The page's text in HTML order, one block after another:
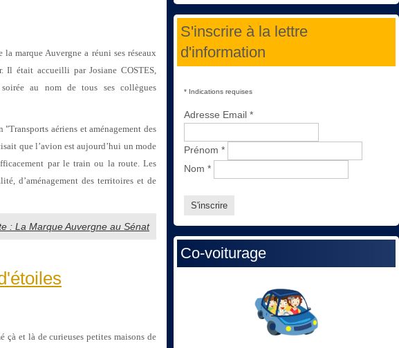
marque Auvergne a réuni ses réseaux
Il était accueilli par Josiane COSTES,
au nom de tous ses collègues
aériens et aménagement des
que l’avion est aujourd’hui un mode
par le train ou la route. Les
d’aménagement des territoires et de
: La Marque Auvergne au Sénat
çà et là de curieuses petites maisons de
S'inscrire à la lettre
d'information
* Indications requises
Adresse Email *
Prénom *
Nom *
Co-voiturage